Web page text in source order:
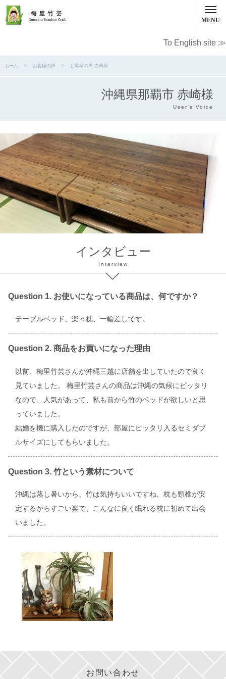
MENU
To English site ≫
ホーム お客様の声 お客様の声 赤崎様
沖縄県那覇市 赤崎様
User's Voice
インタビュー
Interview
Question 1. お使いになっている商品は、何ですか？
テーブルベッド、楽々枕、一輪差しです。
Question 2. 商品をお買いになった理由
以前、梅里竹芸さんが沖縄三越に店舗を出していたので良く
見ていました。 梅里竹芸さんの商品は沖縄の気候にピッタリ
なので、人気があって、私も前から竹のベッドが欲しいと思
っていました。
結婚を機に購入したのですが、部屋にピッタリ入るセミダブ
ルサイズにしてもらいました。
Question 3. 竹という素材について
沖縄は蒸し暑いから、竹は気持ちいいですね。枕も頸椎が安
定するからすごい楽で、こんなに良く眠れる枕に初めて出会
いました。
お問い合わせ